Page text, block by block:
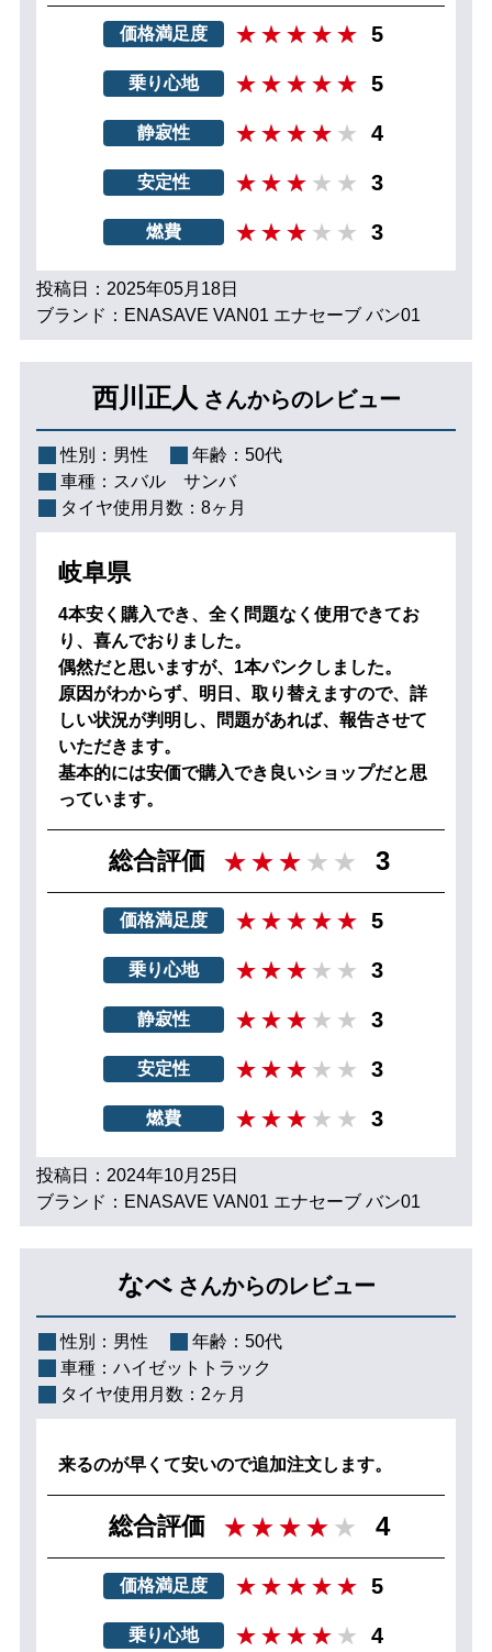
価格満足度 5
乗り心地 5
静寂性 4
安定性 3
燃費 3
投稿日：2025年05月18日
ブランド：ENASAVE VAN01 エナセーブ バン01
西川正人 さんからのレビュー
性別： 男性 年齢： 50代
車種： スバル サンバ
タイヤ使用月数： 8ヶ月
岐阜県
4本安く購入でき、全く問題なく使用できてお
り、喜んでおりました。
偶然だと思いますが、1本パンクしました。
原因がわからず、明日、取り替えますので、詳
しい状況が判明し、問題があれば、報告させて
いただきます。
基本的には安価で購入でき良いショップだと思
っています。
総合評価 3
価格満足度 5
乗り心地 3
静寂性 3
安定性 3
燃費 3
投稿日：2024年10月25日
ブランド：ENASAVE VAN01 エナセーブ バン01
なべ さんからのレビュー
性別： 男性 年齢： 50代
車種： ハイゼットトラック
タイヤ使用月数： 2ヶ月
来るのが早くて安いので追加注文します。
総合評価 4
価格満足度 5
乗り心地 4